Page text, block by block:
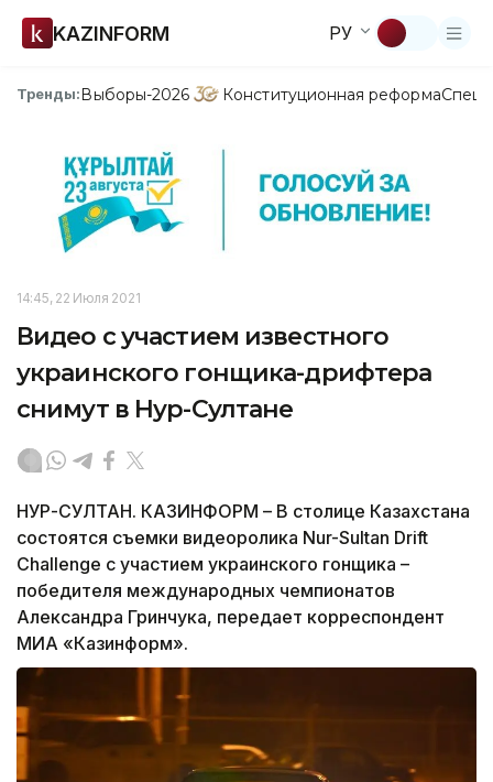
KAZINFORM РУ
Тренды:Выборы-2026 Конституционная реформа
14:45, 22 Июля 2021
Видео с участием известного
украинского гонщика-дрифтера
снимут в Нур-Султане
НУР-СУЛТАН. КАЗИНФОРМ – В столице Казахстана
состоятся съемки видеоролика Nur-Sultan Drift
Challenge с участием украинского гонщика –
победителя международных чемпионатов
Александра Гринчука, передает корреспондент
МИА «Казинформ».